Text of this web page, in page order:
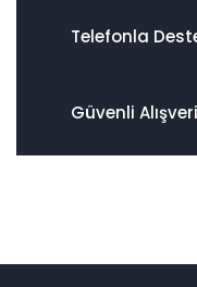
Telefonla
Güvenli